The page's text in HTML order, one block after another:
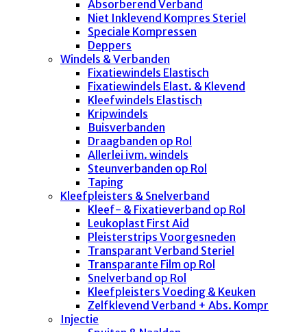
Absorberend Verband
Niet Inklevend Kompres Steriel
Speciale Kompressen
Deppers
Windels & Verbanden
Fixatiewindels Elastisch
Fixatiewindels Elast. & Klevend
Kleefwindels Elastisch
Kripwindels
Buisverbanden
Draagbanden op Rol
Allerlei ivm. windels
Steunverbanden op Rol
Taping
Kleefpleisters & Snelverband
Kleef- & Fixatieverband op Rol
Leukoplast First Aid
Pleisterstrips Voorgesneden
Transparant Verband Steriel
Transparante Film op Rol
Snelverband op Rol
Kleefpleisters Voeding & Keuken
Zelfklevend Verband + Abs. Kompr
Injectie